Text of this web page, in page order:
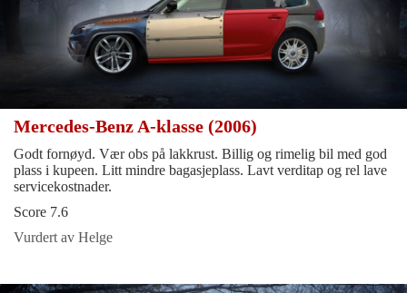
Mercedes-Benz A-klasse (2006)
Godt fornøyd. Vær obs på lakkrust. Billig og rimelig bil med god
plass i kupeen. Litt mindre bagasjeplass. Lavt verditap og rel lave
servicekostnader.
Score 7.6
Vurdert av Helge